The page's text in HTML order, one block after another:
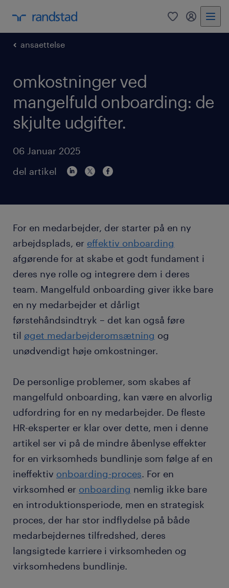
0
ansaettelse
omkostninger ved
mangelfuld onboarding: de
skjulte udgifter.
06 Januar 2025
del artikel
For en medarbejder, der starter på en ny
arbejdsplads, er effektiv onboarding
afgørende for at skabe et godt fundament i
deres nye rolle og integrere dem i deres
team. Mangelfuld onboarding giver ikke bare
en ny medarbejder et dårligt
førstehåndsindtryk – det kan også føre
til øget medarbejderomsætning og
unødvendigt høje omkostninger.
De personlige problemer, som skabes af
mangelfuld onboarding, kan være en alvorlig
udfordring for en ny medarbejder. De fleste
HR-eksperter er klar over dette, men i denne
artikel ser vi på de mindre åbenlyse effekter
for en virksomheds bundlinje som følge af en
ineffektiv onboarding-proces. For en
virksomhed er onboarding nemlig ikke bare
en introduktionsperiode, men en strategisk
proces, der har stor indflydelse på både
medarbejdernes tilfredshed, deres
langsigtede karriere i virksomheden og
virksomhedens bundlinje.